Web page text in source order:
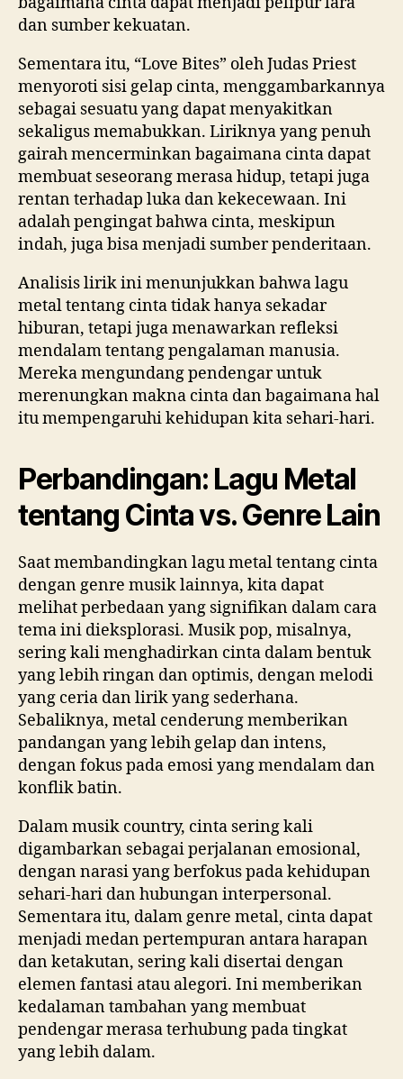
dan sumber kekuatan.
Sementara itu, “Love Bites” oleh Judas Priest
menyoroti sisi gelap cinta, menggambarkannya
sebagai sesuatu yang dapat menyakitkan
sekaligus memabukkan. Liriknya yang penuh
gairah mencerminkan bagaimana cinta dapat
membuat seseorang merasa hidup, tetapi juga
rentan terhadap luka dan kekecewaan. Ini
adalah pengingat bahwa cinta, meskipun
indah, juga bisa menjadi sumber penderitaan.
Analisis lirik ini menunjukkan bahwa lagu
metal tentang cinta tidak hanya sekadar
hiburan, tetapi juga menawarkan refleksi
mendalam tentang pengalaman manusia.
Mereka mengundang pendengar untuk
merenungkan makna cinta dan bagaimana hal
itu mempengaruhi kehidupan kita sehari-hari.
Perbandingan: Lagu Metal
tentang Cinta vs. Genre Lain
Saat membandingkan lagu metal tentang cinta
dengan genre musik lainnya, kita dapat
melihat perbedaan yang signifikan dalam cara
tema ini dieksplorasi. Musik pop, misalnya,
sering kali menghadirkan cinta dalam bentuk
yang lebih ringan dan optimis, dengan melodi
yang ceria dan lirik yang sederhana.
Sebaliknya, metal cenderung memberikan
pandangan yang lebih gelap dan intens,
dengan fokus pada emosi yang mendalam dan
konflik batin.
Dalam musik country, cinta sering kali
digambarkan sebagai perjalanan emosional,
dengan narasi yang berfokus pada kehidupan
sehari-hari dan hubungan interpersonal.
Sementara itu, dalam genre metal, cinta dapat
menjadi medan pertempuran antara harapan
dan ketakutan, sering kali disertai dengan
elemen fantasi atau alegori. Ini memberikan
kedalaman tambahan yang membuat
pendengar merasa terhubung pada tingkat
yang lebih dalam.